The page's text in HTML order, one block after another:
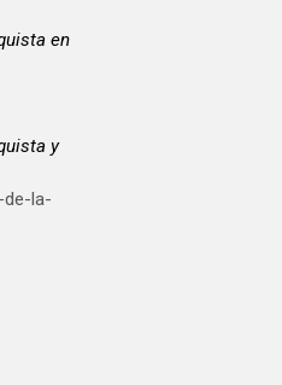
en
y
la-